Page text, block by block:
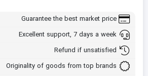
Guarantee the best market price
Excellent support, 7 days a week
Refund if unsatisfied
Originality of goods from top brands